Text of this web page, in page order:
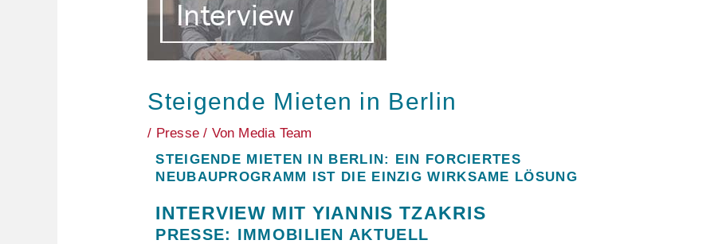
Steigende Mieten in Berlin
/ Presse/ Von Media Team
STEIGENDE MIETEN IN BERLIN: EIN FORCIERTES
NEUBAUPROGRAMM IST DIE EINZIG WIRKSAME LÖSUNG
INTERVIEW MIT YIANNIS TZAKRIS
PRESSE: IMMOBILIEN AKTUELL